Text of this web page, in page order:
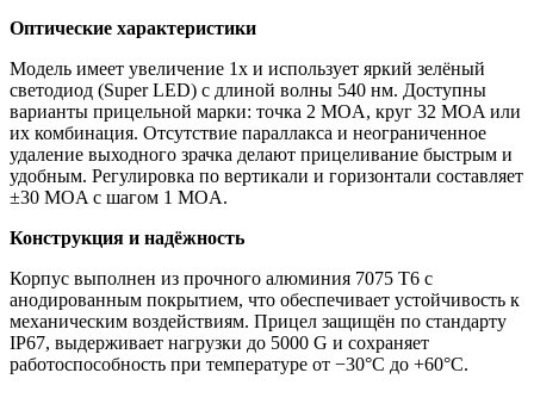
Оптические характеристики
Модель имеет увеличение 1x и использует яркий зелёный
светодиод (Super LED) с длиной волны 540 нм. Доступны
варианты прицельной марки: точка 2 MOA, круг 32 MOA или
их комбинация. Отсутствие параллакса и неограниченное
удаление выходного зрачка делают прицеливание быстрым и
удобным. Регулировка по вертикали и горизонтали составляет
±30 MOA с шагом 1 MOA.
Конструкция и надёжность
Корпус выполнен из прочного алюминия 7075 T6 с
анодированным покрытием, что обеспечивает устойчивость к
механическим воздействиям. Прицел защищён по стандарту
IP67, выдерживает нагрузки до 5000 G и сохраняет
работоспособность при температуре от −30°C до +60°C.